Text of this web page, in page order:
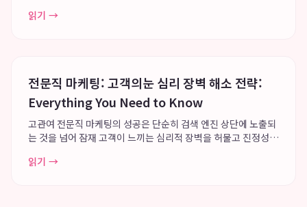
네트워크 시스템과 방대한 임상 케이스를 바탕으로 개인별 맞춤
읽기 →
전문직 마케팅: 고객의눈 심리 장벽 해소 전략:
Everything You Need to Know
고관여 전문직 마케팅의 성공은 단순히 검색 엔진 상단에 노출되
는 것을 넘어 잠재 고객이 느끼는 심리적 장벽을 허물고 진정성
해결 과정에 깊이 공감하는 전략을 통해 변호사 브랜딩 및 의사
읽기 →